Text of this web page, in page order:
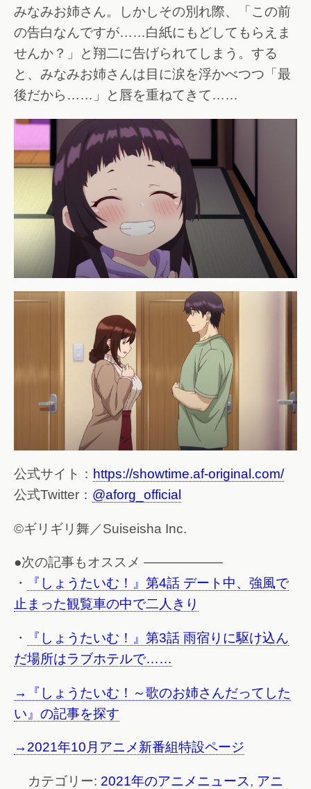
みなみお姉さん。しかしその別れ際、「この前
の告白なんですが……白紙にもどしてもらえま
せんか？」と翔二に告げられてしまう。する
と、みなみお姉さんは目に涙を浮かべつつ「最
後だから……」と唇を重ねてきて……
公式サイト： https://showtime.af-original.com/
公式Twitter： @aforg_official
©ギリギリ舞／Suiseisha Inc.
●次の記事もオススメ ——————
・
『しょうたいむ！』第4話 デート中、強風で
止まった観覧車の中で二人きり
・
『しょうたいむ！』第3話 雨宿りに駆け込ん
だ場所はラブホテルで……
→『しょうたいむ！～歌のお姉さんだってした
い』の記事を探す
→2021年10月アニメ新番組特設ページ
カテゴリー: 2021年のアニメニュース, アニ